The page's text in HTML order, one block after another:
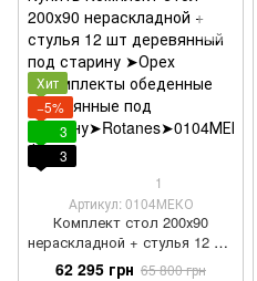
Хит
−5%
3
3
1
Артикул: 0104МЕКО
Комплект стол 200х90
нераскладной + стулья 12 шт
деревянный под старину
62 295 грн 65 800 грн